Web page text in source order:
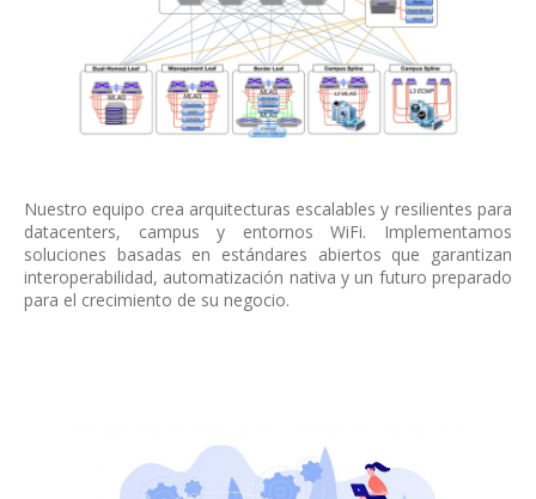
Nuestro equipo crea arquitecturas escalables y resilientes para
datacenters, campus y entornos WiFi. Implementamos
soluciones basadas en estándares abiertos que garantizan
interoperabilidad, automatización nativa y un futuro preparado
para el crecimiento de su negocio.